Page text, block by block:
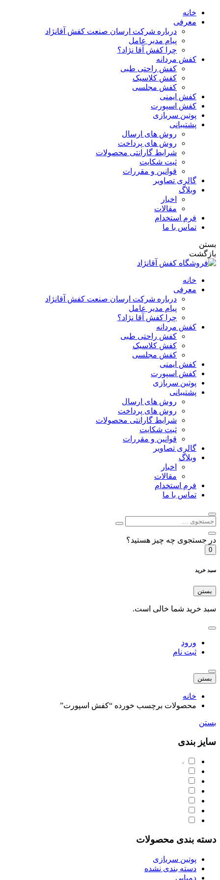
خانه
معرفی
درباره شرکت ارسان صنعت کفش آقانژاد
پیام مدیر عامل
چرا کفش آقا نژاد؟
کفش مردانه
کفش راحتی طبی
کفش کلاسیک
کفش مجلسی
کفش ایمنی
کفش اسپورت
پوتین سربازی
پشتیبانی
روش های ارسال
روش های پرداخت
شرایط گارانتی محصولات
ثبت شکایت
قوانین و مقررات
گالری تصاویر
وبلاگ
اخبار
مقالات
فرم استخدام
تماس با ما
بستن
بازگشت
خانه
معرفی
درباره شرکت ارسان صنعت کفش آقانژاد
پیام مدیر عامل
چرا کفش آقا نژاد؟
کفش مردانه
کفش راحتی طبی
کفش کلاسیک
کفش مجلسی
کفش ایمنی
کفش اسپورت
پوتین سربازی
پشتیبانی
روش های ارسال
روش های پرداخت
شرایط گارانتی محصولات
ثبت شکایت
قوانین و مقررات
گالری تصاویر
وبلاگ
اخبار
مقالات
فرم استخدام
تماس با ما
در جستجوی چه چیز هستید؟
0
سبد خرید
بستن
سبد خرید شما خالی است.
ورود
ثبت نام
بستن
خانه
محصولات برچسب خورده “کفش اسپورت”
بستن
سایز بندی
دسته‌ بندی محصولات
پوتین سربازی
دسته بندی نشده
دمپایی